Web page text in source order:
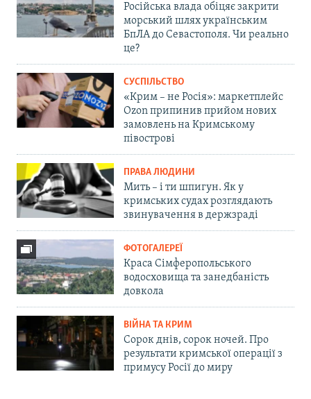
Російська влада обіцяє закрити
морський шлях українським
БпЛА до Севастополя. Чи реально
це?
СУСПІЛЬСТВО
«Крим – не Росія»: маркетплейс
Ozon припинив прийом нових
замовлень на Кримському
півострові
ПРАВА ЛЮДИНИ
Мить – і ти шпигун. Як у
кримських судах розглядають
звинувачення в держзраді
ФОТОГАЛЕРЕЇ
Краса Сімферопольського
водосховища та занедбаність
довкола
ВІЙНА ТА КРИМ
Сорок днів, сорок ночей. Про
результати кримської операції з
примусу Росії до миру